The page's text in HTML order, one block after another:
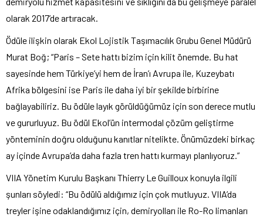
olarak 2017’de artıracak.
Ödüle ilişkin olarak Ekol Lojistik Taşımacılık Grubu Genel Müdürü
Murat Boğ; “Paris – Sete hattı bizim için kilit önemde. Bu hat
sayesinde hem Türkiye’yi hem de İran’ı Avrupa ile, Kuzeybatı
Afrika bölgesini ise Paris ile daha iyi bir şekilde birbirine
bağlayabiliriz. Bu ödüle layık görüldüğümüz için son derece mutlu
ve gururluyuz. Bu ödül Ekol’ün intermodal çözüm geliştirme
yönteminin doğru olduğunu kanıtlar nitelikte. Önümüzdeki birkaç
ay içinde Avrupa’da daha fazla tren hattı kurmayı planlıyoruz.”
VIIA Yönetim Kurulu Başkanı Thierry Le Guilloux konuyla ilgili
şunları söyledi: “Bu ödülü aldığımız için çok mutluyuz. VIIA’da
treyler işine odaklandığımız için, demiryolları ile Ro-Ro limanları